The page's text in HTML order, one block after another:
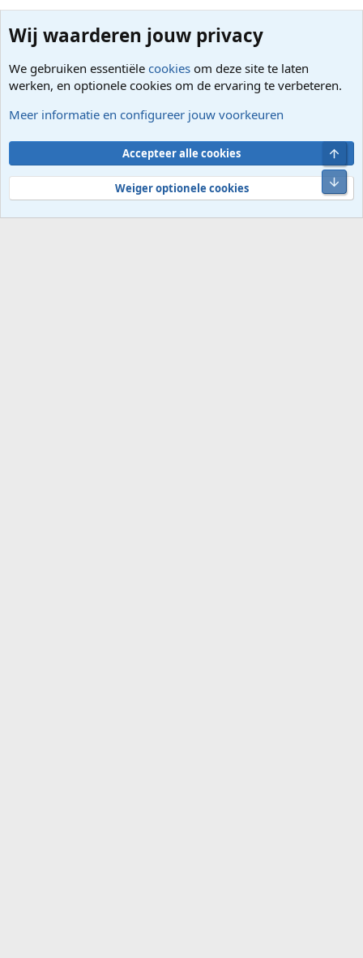
Terugkerende gebruiker
29 jun 2003
Nog een klein dingentje als mensen hun geslacht invullen dan
krijg ik JA te zien. Dan krijg ik niet het geslacht te zien. Ik
dacht dit is niet zo erg want ik dacht ja zal wel man worden en
vrouw nee maar het blijkt dat ze alle twee JA worden.
Wij waarderen jouw privacy
We gebruiken essentiële cookies om deze site te laten
werken, en optionele cookies om de ervaring te verbeteren.
Meer informatie en configureer jouw voorkeuren
Accepteer alle cookies
Weiger optionele cookies